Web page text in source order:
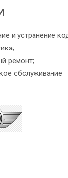
и устранение
ремонт;
обслуживание